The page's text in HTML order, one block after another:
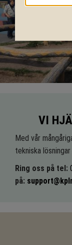
VI
Med vår
tekniska
Ring oss på tel:
på: